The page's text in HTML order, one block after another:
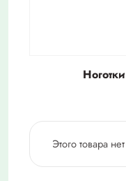
Этого товара